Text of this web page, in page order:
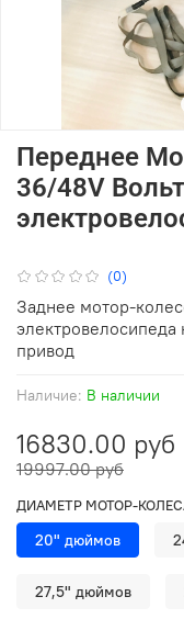
(0)
Наличие: В наличии
Переднее
36/48V
16830.00 руб
19997.00 руб
ДИАМЕТР МОТОР-
20" дюймов
27,5" дюймов
Заднее мотор-
привод